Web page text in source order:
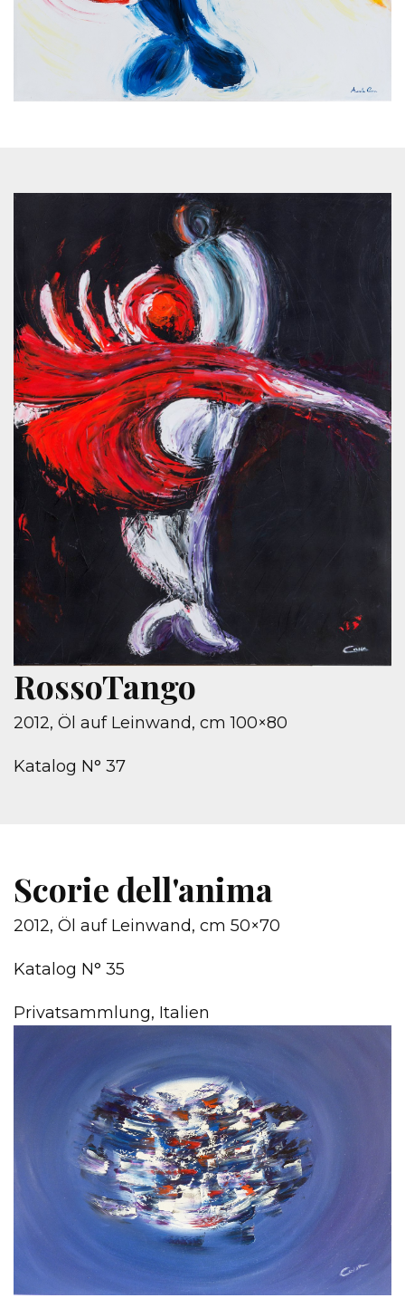
RossoTango
2012, Öl auf Leinwand, cm 100×80
Katalog N° 37
Scorie dell'anima
2012, Öl auf Leinwand, cm 50×70
Katalog N° 35
Privatsammlung, Italien